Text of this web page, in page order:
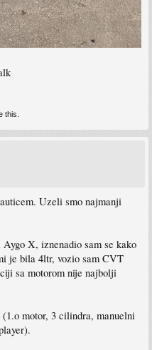
this.
Uzeli smo najmanji
X, iznenadio sam se kako
je bila 4ltr, vozio sam CVT
sa motorom nije najbolji
motor, 3 cilindra, manuelni